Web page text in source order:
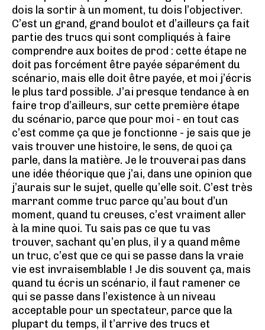
dois la sortir à un moment, tu dois l’objectiver.
C’est un grand, grand boulot et d’ailleurs ça fait
partie des trucs qui sont compliqués à faire
comprendre aux boites de prod : cette étape ne
doit pas forcément être payée séparément du
scénario, mais elle doit être payée, et moi j’écris
le plus tard possible. J’ai presque tendance à en
faire trop d’ailleurs, sur cette première étape
du scénario, parce que pour moi - en tout cas
c’est comme ça que je fonctionne - je sais que je
vais trouver une histoire, le sens, de quoi ça
parle, dans la matière. Je le trouverai pas dans
une idée théorique que j’ai, dans une opinion que
j’aurais sur le sujet, quelle qu’elle soit. C’est très
marrant comme truc parce qu’au bout d’un
moment, quand tu creuses, c’est vraiment aller
à la mine quoi. Tu sais pas ce que tu vas
trouver, sachant qu’en plus, il y a quand même
un truc, c’est que ce qui se passe dans la vraie
vie est invraisemblable ! Je dis souvent ça, mais
quand tu écris un scénario, il faut ramener ce
qui se passe dans l’existence à un niveau
acceptable pour un spectateur, parce que la
plupart du temps, il t’arrive des trucs et